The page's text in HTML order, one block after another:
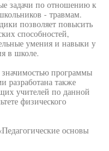
задачи по отношению к
- травмам.
позволяет повысить
способностей,
умения и навыки у
в школе.
значимостью программы
разработана также
учителей по данной
физического
основы